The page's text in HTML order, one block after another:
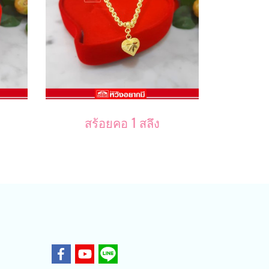
สร้อยคอ 1 สลึง